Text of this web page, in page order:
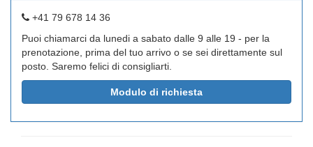
+41 79 678 14 36
Puoi chiamarci da lunedi a sabato dalle 9 alle 19 - per la
prenotazione, prima del tuo arrivo o se sei direttamente sul
posto. Saremo felici di consigliarti.
Modulo di richiesta